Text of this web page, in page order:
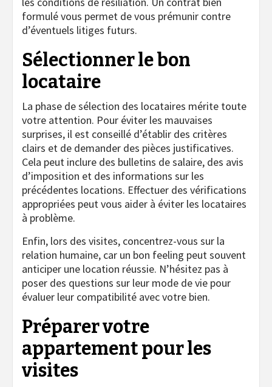
formulé vous permet de vous prémunir contre
d’éventuels litiges futurs.
Sélectionner le bon
locataire
La phase de sélection des locataires mérite toute
votre attention. Pour éviter les mauvaises
surprises, il est conseillé d’établir des critères
clairs et de demander des pièces justificatives.
Cela peut inclure des bulletins de salaire, des avis
d’imposition et des informations sur les
précédentes locations. Effectuer des vérifications
appropriées peut vous aider à éviter les locataires
à problème.
Enfin, lors des visites, concentrez-vous sur la
relation humaine, car un bon feeling peut souvent
anticiper une location réussie. N’hésitez pas à
poser des questions sur leur mode de vie pour
évaluer leur compatibilité avec votre bien.
Préparer votre
appartement pour les
visites